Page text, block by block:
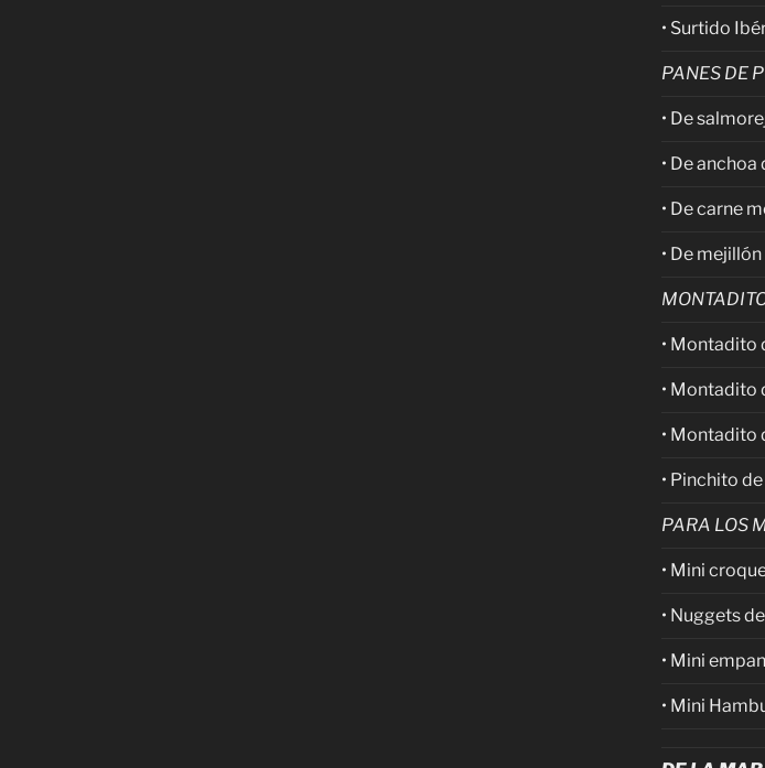
• Surtido
PANES DE
• De
• De
• De carne
• De
• Montadito
• Montadito
• Montadito
• Pinchito
PARA LOS
• Mini
• Nuggets
• Mini
• Mini